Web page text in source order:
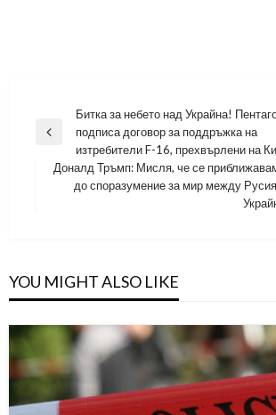
Навигация
Previous
Битка за небето над Украйна!
подписа договор за поддръжка на
изтребители F-16, прехвърлени на
Next
Доналд Тръмп: Мисля, че се
до споразумение за мир между
YOU MIGHT ALSO LIKE